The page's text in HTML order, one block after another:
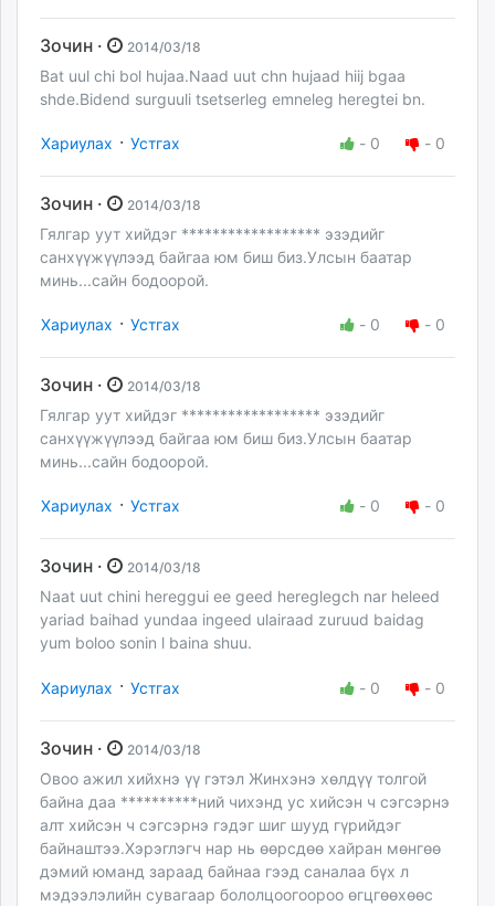
Зочин · 2014/03/18
Bat uul chi bol hujaa.Naad uut chn hujaad hiij bgaa
shde.Bidend surguuli tsetserleg emneleg heregtei bn.
Хариулах · Устгах - 0 - 0
Зочин · 2014/03/18
Гялгар уут хийдэг ****************** эзэдийг
санхүүжүүлээд байгаа юм биш биз.Улсын баатар
минь...сайн бодоорой.
Хариулах · Устгах - 0 - 0
Зочин · 2014/03/18
Гялгар уут хийдэг ****************** эзэдийг
санхүүжүүлээд байгаа юм биш биз.Улсын баатар
минь...сайн бодоорой.
Хариулах · Устгах - 0 - 0
Зочин · 2014/03/18
Naat uut chini hereggui ee geed hereglegch nar heleed
yariad baihad yundaa ingeed ulairaad zuruud baidag
yum boloo sonin l baina shuu.
Хариулах · Устгах - 0 - 0
Зочин · 2014/03/18
Овоо ажил хийхнэ үү гэтэл Жинхэнэ хөлдүү толгой
байна даа **********ний чихэнд ус хийсэн ч сэгсэрнэ
алт хийсэн ч сэгсэрнэ гэдэг шиг шууд гүрийдэг
байнаштээ.Хэрэглэгч нар нь өөрсдөө хайран мөнгөө
дэмий юманд зараад байнаа гээд саналаа бүх л
мэдээлэлийн сувагаар бололцоогоороо өгцгөөхөөс